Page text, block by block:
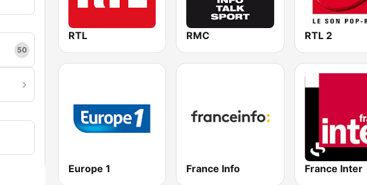
50
RTL RMC RTL 2
Europe 1 France Info France Inter